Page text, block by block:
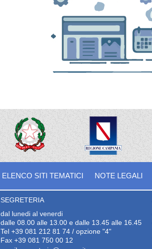
ELENCO SITI TEMATICI NOTE LEGALI
SEGRETERIA
dal lunedi al venerdi
dalle 08.00 alle 13.00 e dalle 13.45 alle 16.45
Tel +39 081 212 81 74 / opzione "4"
Fax +39 081 750 00 12